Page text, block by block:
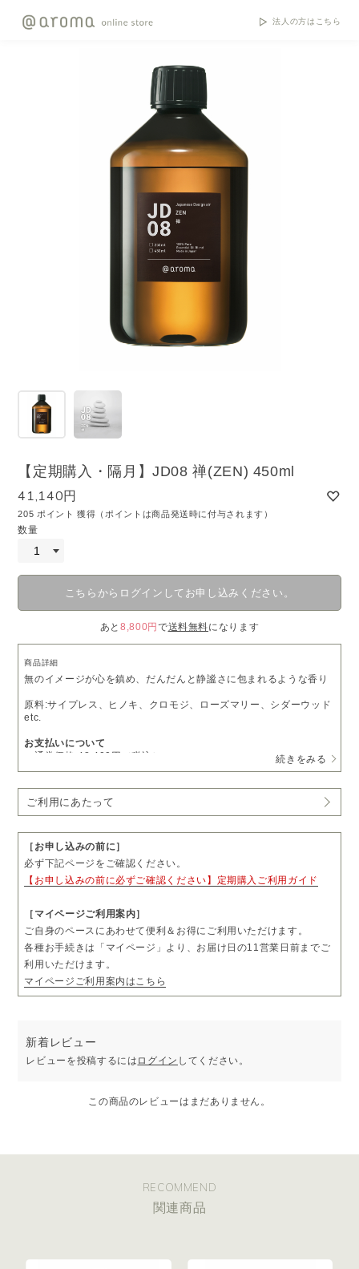
法人の方はこちら
【定期購入・隔月】JD08 禅(ZEN) 450ml
41,140円
205 ポイント 獲得（ポイントは商品発送時に付与されます）
数量
こちらからログインしてお申し込みください。
あと8,800円 で送料無料になります
商品詳細
無のイメージが心を鎮め、だんだんと静謐さに包まれるような香り
原料:サイプレス、ヒノキ、クロモジ、ローズマリー、シダーウッド
etc.
お支払いについて
・通常価格 48,400円（税込）
→定期購入 15％OFF41,140円（税込）
・1回につき1本をお届けします。
・お届け日の11営業日前まで、「マイページ」よりお届け日やお届
・お届け頻度やコースのご変更および解約については、毎月コース
は3回分、隔月コースは2回分のお届け完了後、「マイページ」より
お手続きいただけます。
・ご購入前に「ご利用にあたって」も必ずご一読ください。
続きをみる
ご利用にあたって
［お申し込みの前に］
必ず下記ページをご確認ください。
【お申し込みの前に必ずご確認ください】定期購入ご利用ガイド
［マイページご利用案内］
ご自身のペースにあわせて便利＆お得にご利用いただけます。
各種お手続きは「マイページ」より、お届け日の11営業日前までご
利用いただけます。
マイページご利用案内はこちら
新着レビュー
レビューを投稿するには ログイン してください。
この商品のレビューはまだありません。
RECOMMEND
関連商品